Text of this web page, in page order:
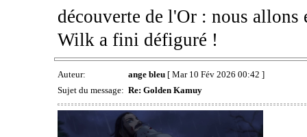
découverte de l'Or : nous
Wilk a fini défiguré !
Auteur: ange bleu[ Mar 10 Fév 2026 00:42 ]
Sujet du message: Re: Golden Kamuy